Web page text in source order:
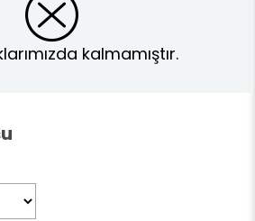
kalmamıştır.